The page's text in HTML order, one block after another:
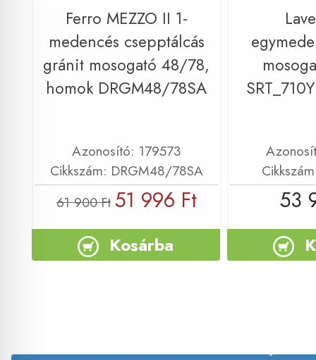
Ferro MEZZO II 1-
medencés csepptálcás
gránit mosogató 48/78,
homok DRGM48/78SA
Azonosító: 179573
Cikkszám: DRGM48/78SA
61 900 Ft 51 996 Ft
Kosárba
53